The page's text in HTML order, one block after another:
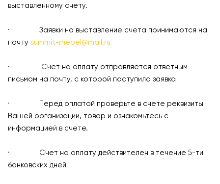
выставленному счету.
· Заявки на выставление счета принимаются на
почту summit-mebel@mail.ru
· Счет на оплату отправляется ответным
письмом на почту, с которой поступила заявка
· Перед оплатой проверьте в счете реквизиты
Вашей организации, товар и ознакомьтесь с
информацией в счете.
· Счет на оплату действителен в течение 5-ти
банковских дней